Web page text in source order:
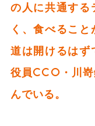
の人に共通する
く、食べるこ
道は開けるは
役員CCO・川
んでいる。